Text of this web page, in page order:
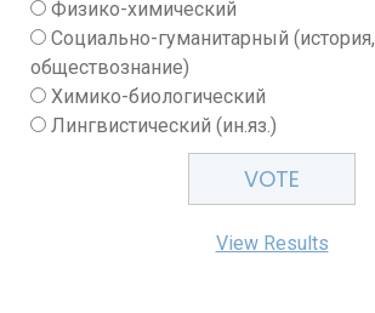
Физико-химический
Социально-гуманитарный (история,
обществознание)
Химико-биологический
Лингвистический (ин.яз.)
View Results